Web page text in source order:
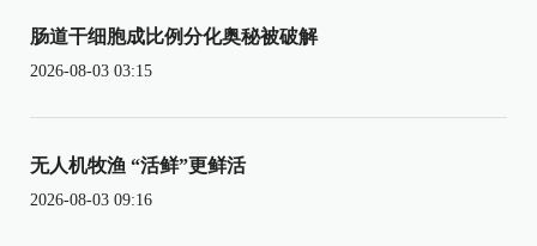
肠道干细胞成比例分化奥秘被破解
2026-08-03 03:15
无人机牧渔 “活鲜”更鲜活
2026-08-03 09:16